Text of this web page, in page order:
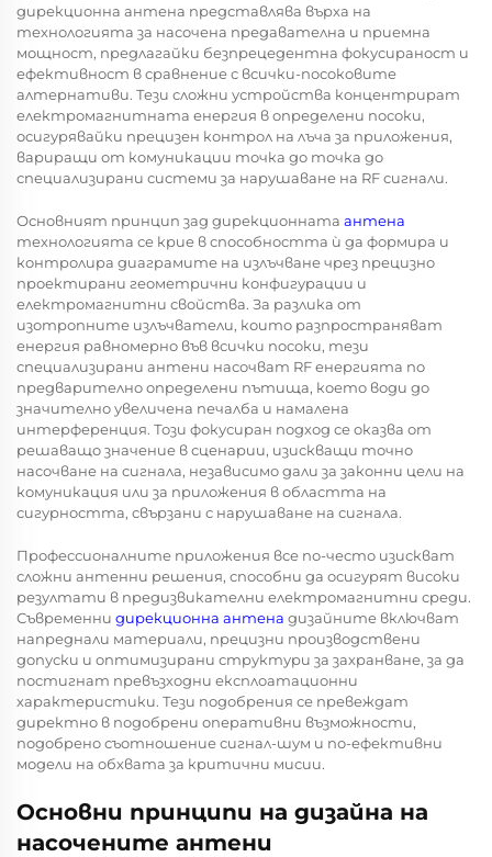
дирекционна антена представлява върха на
технологията за насочена предавателна и приемна
мощност, предлагайки безпрецедентна фокусираност и
ефективност в сравнение с всички-посоковите
алтернативи. Тези сложни устройства концентрират
електромагнитната енергия в определени посоки,
осигурявайки прецизен контрол на лъча за приложения,
вариращи от комуникации точка до точка до
специализирани системи за нарушаване на RF сигнали.
Основният принцип зад дирекционната антена
технологията се крие в способността ѝ да формира и
контролира диаграмите на излъчване чрез прецизно
проектирани геометрични конфигурации и
електромагнитни свойства. За разлика от
изотропните излъчватели, които разпространяват
енергия равномерно във всички посоки, тези
специализирани антени насочват RF енергията по
предварително определени пътища, което води до
значително увеличена печалба и намалена
интерференция. Този фокусиран подход се оказва от
решаващо значение в сценарии, изискващи точно
насочване на сигнала, независимо дали за законни цели на
комуникация или за приложения в областта на
сигурността, свързани с нарушаване на сигнала.
Профессионалните приложения все по-често изискват
сложни антенни решения, способни да осигурят високи
резултати в предизвикателни електромагнитни среди.
Съвременни дирекционна антена дизайните включват
напреднали материали, прецизни производствени
допуски и оптимизирани структури за захранване, за да
постигнат превъзходни експлоатационни
характеристики. Тези подобрения се превеждат
директно в подобрени оперативни възможности,
подобрено съотношение сигнал-шум и по-ефективни
модели на обхвата за критични мисии.
Основни принципи на дизайна на
насочените антени